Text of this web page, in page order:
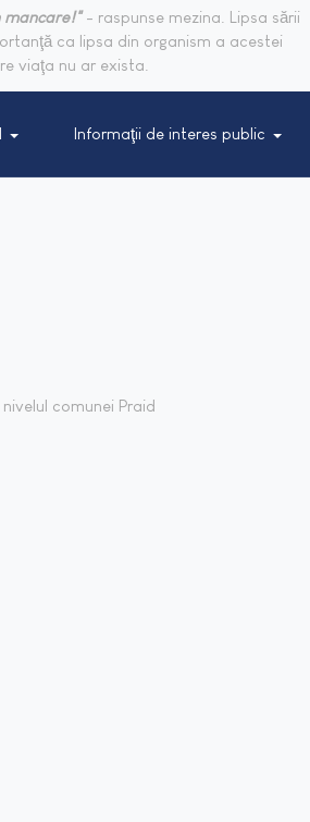
mancare!"- raspunse mezina. Lipsa sării
ca lipsa din organism a acestei
viaţa nu ar exista.
Informaţii de interes public
comunei Praid